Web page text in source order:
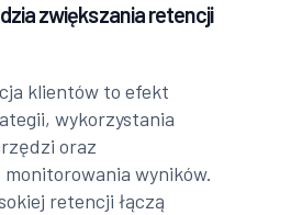
zwiększania retencji
klientów to efekt
wykorzystania
oraz
wyników.
retencji łączą